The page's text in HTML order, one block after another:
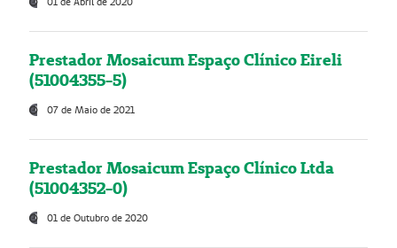
Prestador Mosaicum Espaço Clínico Eireli
(51004355-5)
07 de Maio de 2021
Prestador Mosaicum Espaço Clínico Ltda
(51004352-0)
01 de Outubro de 2020